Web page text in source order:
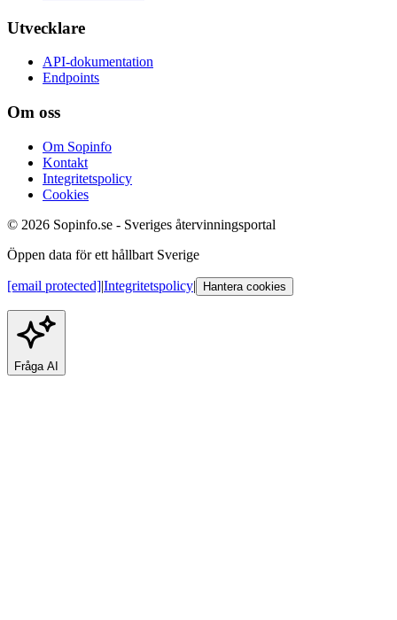
Utvecklare
API-dokumentation
Endpoints
Om oss
Om Sopinfo
Kontakt
Integritetspolicy
Cookies
© 2026 Sopinfo.se - Sveriges återvinningsportal
Öppen data för ett hållbart Sverige
[email protected]|Integritetspolicy| Hantera cookies
Fråga AI